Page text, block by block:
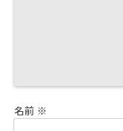
名前 ※